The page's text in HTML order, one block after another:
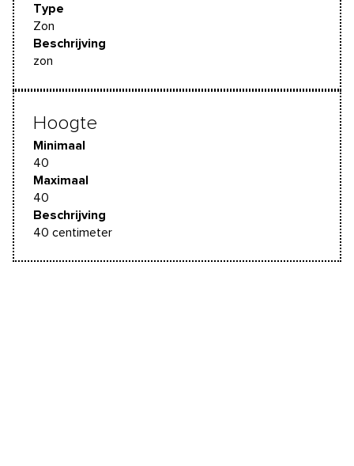
Type
Zon
Beschrijving
zon
Hoogte
Minimaal
40
Maximaal
40
Beschrijving
40 centimeter